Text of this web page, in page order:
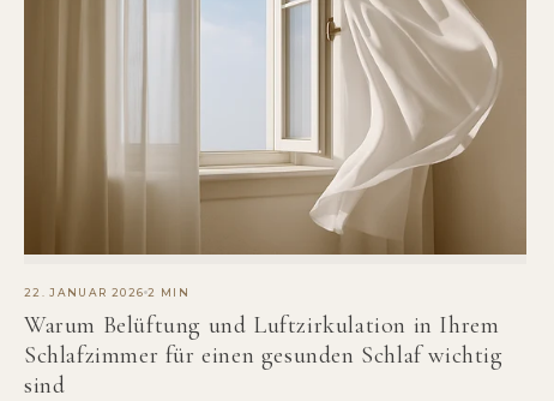
22. JANUAR 2026 2 MIN
Warum Belüftung und Luftzirkulation in Ihrem
Schlafzimmer für einen gesunden Schlaf wichtig
sind